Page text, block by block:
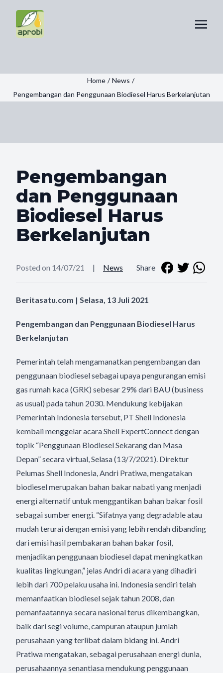
Home / News /
Pengembangan dan Penggunaan Biodiesel Harus Berkelanjutan
Pengembangan
dan Penggunaan
Biodiesel Harus
Berkelanjutan
Posted on 14/07/21 | News Share
Beritasatu.com | Selasa, 13 Juli 2021
Pengembangan dan Penggunaan Biodiesel Harus
Berkelanjutan
Pemerintah telah mengamanatkan pengembangan dan
penggunaan biodiesel sebagai upaya pengurangan emisi
gas rumah kaca (GRK) sebesar 29% dari BAU (business
as usual) pada tahun 2030. Mendukung kebijakan
Pemerintah Indonesia tersebut, PT Shell Indonesia
kembali menggelar acara Shell ExpertConnect dengan
topik “Penggunaan Biodiesel Sekarang dan Masa
Depan” secara virtual, Selasa (13/7/2021). Direktur
Pelumas Shell Indonesia, Andri Pratiwa, mengatakan
biodiesel merupakan bahan bakar nabati yang menjadi
energi alternatif untuk menggantikan bahan bakar fosil
sebagai sumber energi. “Sifatnya yang degradable atau
mudah terurai dengan emisi yang lebih rendah dibanding
dari emisi hasil pembakaran bahan bakar fosil,
menjadikan penggunaan biodiesel dapat meningkatkan
kualitas lingkungan,” jelas Andri di acara yang dihadiri
lebih dari 700 pelaku usaha ini. Indonesia sendiri telah
memanfaatkan biodiesel sejak tahun 2008, dan
pemanfaatannya secara nasional terus dikembangkan,
baik dari segi volume, campuran ataupun jumlah
perusahaan yang terlibat dalam bidang ini. Andri
Pratiwa mengatakan, sebagai perusahaan energi dunia,
perusahaannya senantiasa mendukung penggunaan